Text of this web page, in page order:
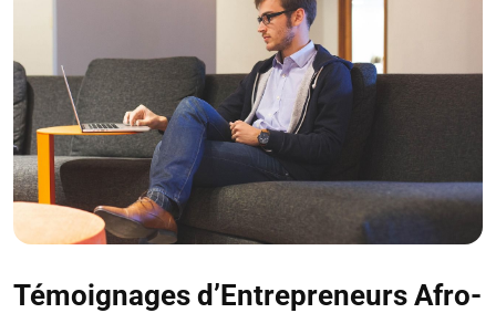
Témoignages d’Entrepreneurs Afro-